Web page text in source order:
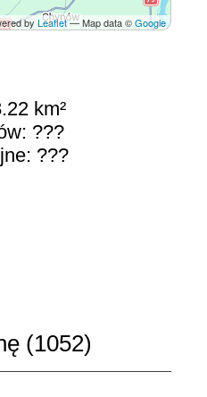
by Leaflet— Map data ©Google
km²
???
???
(1052)